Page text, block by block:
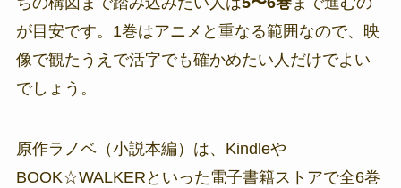
が目安です。1巻はアニメと重なる範囲なので、映
像で観たうえで活字でも確かめたい人だけでよい
でしょう。
原作ラノベ（小説本編）は、Kindleや
BOOK☆WALKERといった電子書籍ストアで全6巻